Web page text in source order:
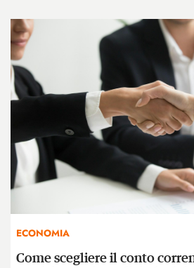
ECONOMIA
Come scegliere il conto